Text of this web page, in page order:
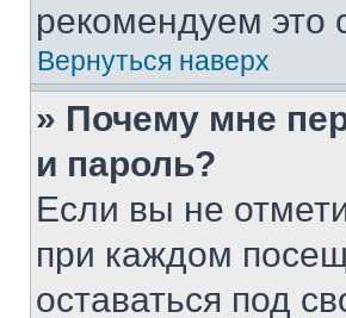
рекомендуем это
Вернуться наверх
» Почему мне
и пароль?
Если вы не
при каждом
оставаться под